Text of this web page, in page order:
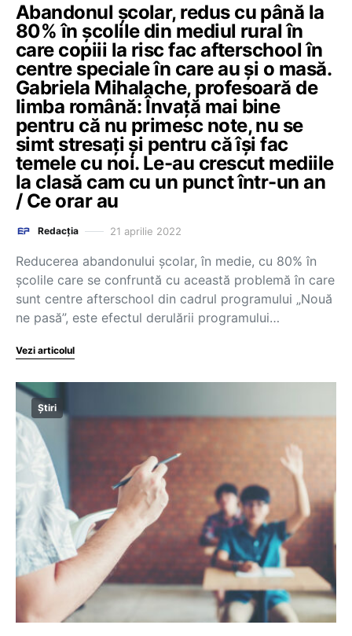
Abandonul școlar, redus cu până la
80% în școlile din mediul rural în
care copiii la risc fac afterschool în
centre speciale în care au și o masă.
Gabriela Mihalache, profesoară de
limba română: Învață mai bine
pentru că nu primesc note, nu se
simt stresați și pentru că își fac
temele cu noi. Le-au crescut mediile
la clasă cam cu un punct într-un an
/ Ce orar au
Redacția 21 aprilie 2022
Reducerea abandonului școlar, în medie, cu 80% în
școlile care se confruntă cu această problemă în care
sunt centre afterschool din cadrul programului „Nouă
ne pasă”, este efectul derulării programului…
Vezi articolul
Știri